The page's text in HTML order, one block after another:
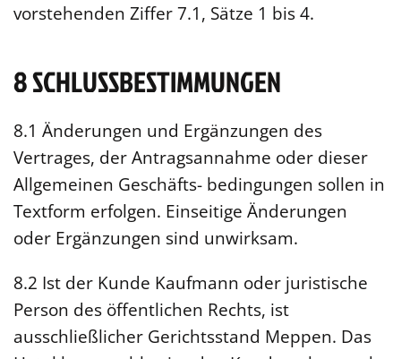
vorstehenden Ziffer 7.1, Sätze 1 bis 4.
8 SCHLUSSBESTIMMUNGEN
8.1 Änderungen und Ergänzungen des
Vertrages, der Antragsannahme oder dieser
Allgemeinen Geschäfts- bedingungen sollen in
Textform erfolgen. Einseitige Änderungen
oder Ergänzungen sind unwirksam.
8.2 Ist der Kunde Kaufmann oder juristische
Person des öffentlichen Rechts, ist
ausschließlicher Gerichtsstand Meppen. Das